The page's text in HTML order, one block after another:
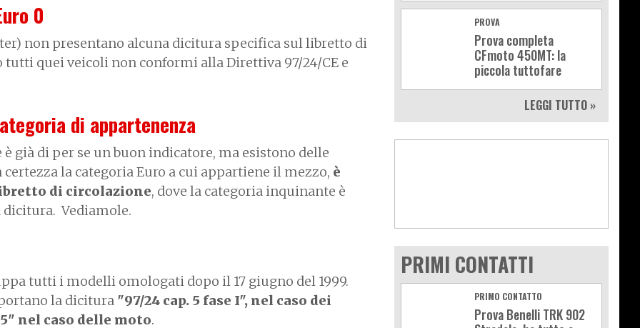
0
non presentano alcuna dicitura specifica sul libretto di
tutti quei veicoli non conformi alla Direttiva 97/24/CE e
di appartenenza
già di per se un buon indicatore, ma esistono delle
certezza la categoria Euro a cui appartiene il mezzo, è
di circolazione, dove la categoria inquinante è
dicitura. Vediamole.
tutti i modelli omologati dopo il 17 giugno del 1999.
la dicitura "97/24 cap. 5 fase I", nel caso dei
nel caso delle moto.
PROVA
Prova completa
CFmoto 450MT: la
piccola tuttofare
LEGGI TUTTO »
PRIMI CONTATTI
PRIMO CONTATTO
Prova Benelli TRK 902